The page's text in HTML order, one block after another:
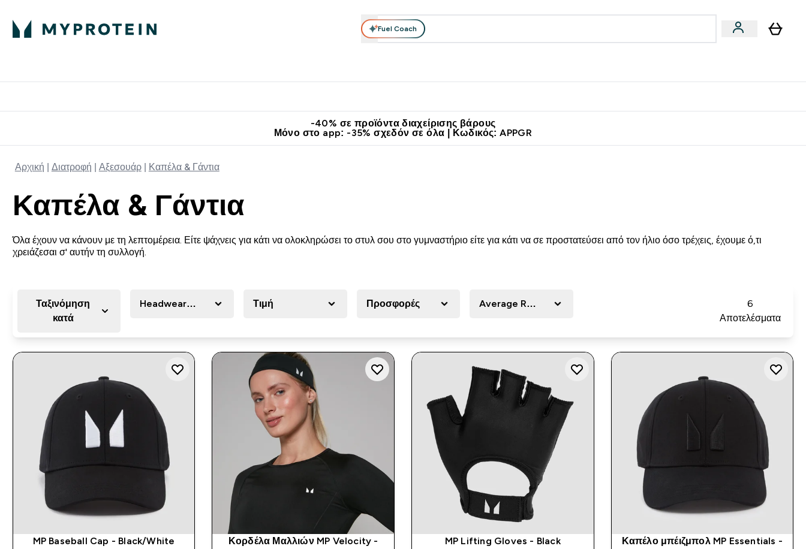
Fuel Coach
-40% σε προϊόντα διαχείρισης βάρους
Μόνο στο app: -35% σχεδόν σε όλα | Κωδικός: APPGR
Αρχική Διατροφή Αξεσουάρ Καπέλα & Γάντια
Καπέλα & Γάντια
Όλα έχουν να κάνουν με τη λεπτομέρεια. Είτε ψάχνεις για κάτι να ολοκληρώσει το στυλ σου στο γυμναστήριο είτε για κάτι να σε προστατεύσει από τον ήλιο όσο τρέχεις, έχουμε ό,τι
χρειάζεσαι σ' αυτήν τη συλλογή.
Ταξινόμηση
κατά
Headwear Type Τιμή Προσφορές Average Reviews
6
Αποτελέσματα
MP Baseball Cap - Black/White
Κορδέλα Μαλλιών MP Velocity -
MP Lifting Gloves - Black
Καπέλο μπέιζμπολ MP Essentials -